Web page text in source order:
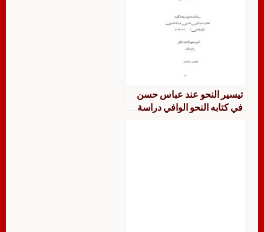
تيسير النحو عند عباس حسن
في كتابه النحو الوافي دراسة